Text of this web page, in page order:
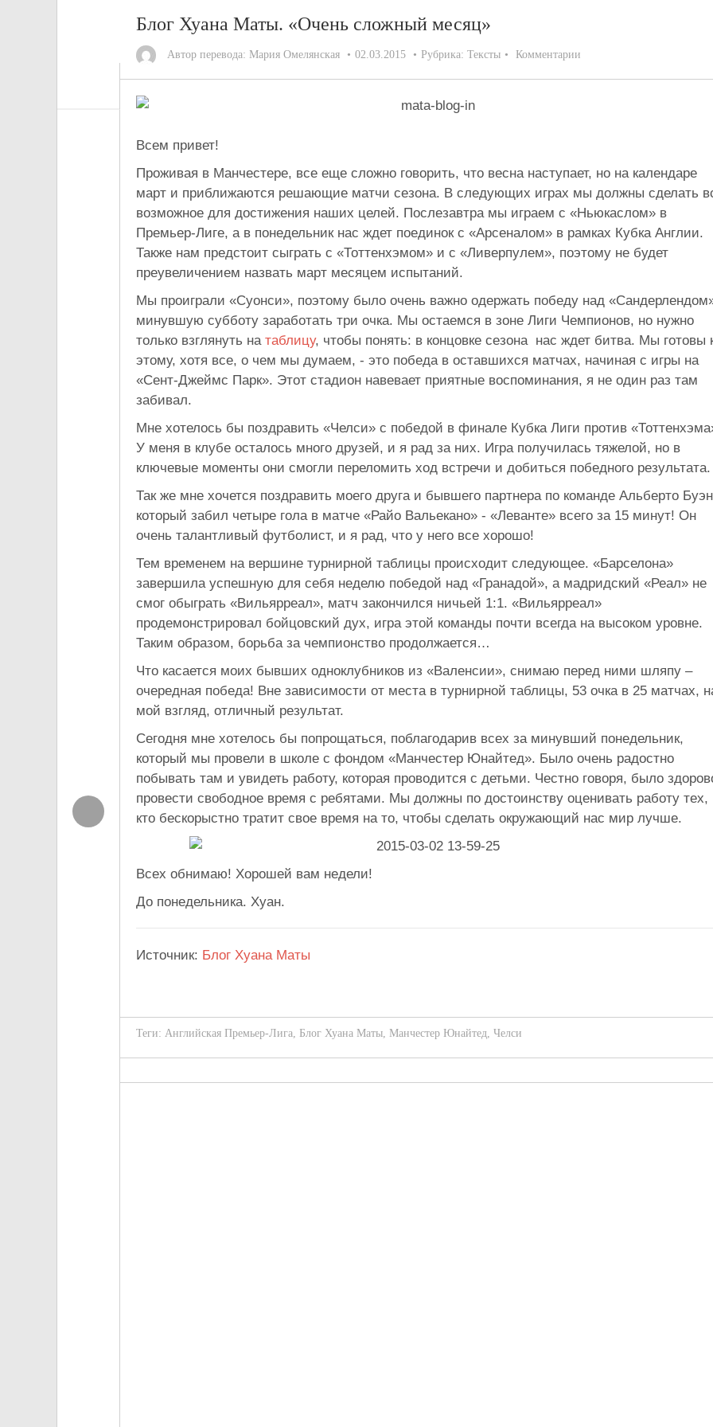
Блог Хуана Маты. «Очень сложный месяц»
Автор перевода: Мария Омелянская 02.03.2015 Рубрика: Тексты Комментарии
Всем привет!
Проживая в Манчестере, все еще сложно говорить, что весна наступает, но на календаре
март и приближаются решающие матчи сезона. В следующих играх мы должны сделать
возможное для достижения наших целей. Послезавтра мы играем с «Ньюкаслом» в
Премьер-Лиге, а в понедельник нас ждет поединок с «Арсеналом» в рамках Кубка Англии.
Также нам предстоит сыграть с «Тоттенхэмом» и с «Ливерпулем», поэтому не будет
преувеличением назвать март месяцем испытаний.
Мы проиграли «Суонси», поэтому было очень важно одержать победу над
минувшую субботу заработать три очка. Мы остаемся в зоне Лиги Чемпионов, но нужно
только взглянуть на таблицу, чтобы понять: в концовке сезона нас ждет битва. Мы готовы
этому, хотя все, о чем мы думаем, - это победа в оставшихся матчах, начиная с игры на
«Сент-Джеймс Парк». Этот стадион навевает приятные воспоминания, я не один раз там
забивал.
Мне хотелось бы поздравить «Челси» с победой в финале Кубка Лиги против
У меня в клубе осталось много друзей, и я рад за них. Игра получилась тяжелой, но в
ключевые моменты они смогли переломить ход встречи и добиться победного результата.
Так же мне хочется поздравить моего друга и бывшего партнера по команде Альберто
который забил четыре гола в матче «Райо Вальекано» - «Леванте» всего за 15 минут! Он
очень талантливый футболист, и я рад, что у него все хорошо!
Тем временем на вершине турнирной таблицы происходит следующее. «Барселона»
завершила успешную для себя неделю победой над «Гранадой», а мадридский «Реал» не
смог обыграть «Вильярреал», матч закончился ничьей 1:1. «Вильярреал»
продемонстрировал бойцовский дух, игра этой команды почти всегда на высоком уровне.
Таким образом, борьба за чемпионство продолжается…
Что касается моих бывших одноклубников из «Валенсии», снимаю перед ними шляпу –
очередная победа! Вне зависимости от места в турнирной таблицы, 53 очка в 25 матчах,
мой взгляд, отличный результат.
Сегодня мне хотелось бы попрощаться, поблагодарив всех за минувший понедельник,
который мы провели в школе с фондом «Манчестер Юнайтед». Было очень радостно
побывать там и увидеть работу, которая проводится с детьми. Честно говоря, было
провести свободное время с ребятами. Мы должны по достоинству оценивать работу тех,
кто бескорыстно тратит свое время на то, чтобы сделать окружающий нас мир лучше.
Всех обнимаю! Хорошей вам недели!
До понедельника. Хуан.
Источник: Блог Хуана Маты
Теги: Английская Премьер-Лига, Блог Хуана Маты, Манчестер Юнайтед, Челси